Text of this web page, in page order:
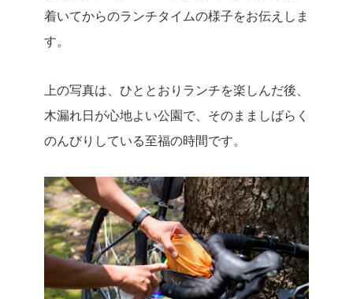
着いてからのランチタイムの様子をお伝えしま
す。
上の写真は、ひととおりランチを楽しんだ後、
木漏れ日が心地よい公園で、そのまましばらく
のんびりしている至福の時間です。